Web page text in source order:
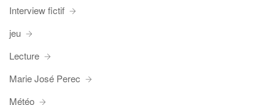
Interview fictif
jeu
Lecture
Marie José Perec
Météo